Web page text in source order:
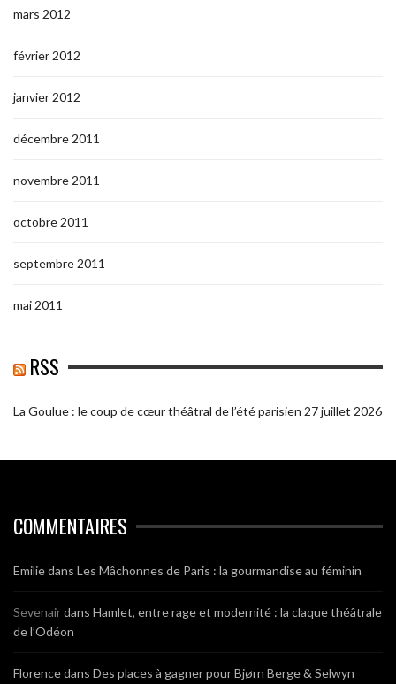
mars 2012
février 2012
janvier 2012
décembre 2011
novembre 2011
octobre 2011
septembre 2011
mai 2011
RSS
La Goulue : le coup de cœur théâtral de l’été parisien 27 juillet 2026
COMMENTAIRES
Emiliedans Les Mâchonnes de Paris : la gourmandise au féminin
Sevenairdans Hamlet, entre rage et modernité : la claque théâtrale
de l’Odéon
Florencedans Des places à gagner pour Bjørn Berge & Selwyn